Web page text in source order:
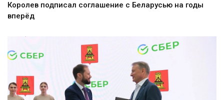
Королев подписал соглашение с Беларусью на годы
вперёд